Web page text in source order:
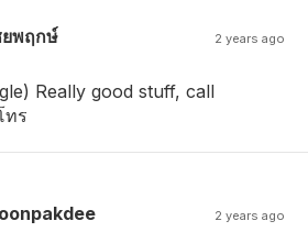
พฤกษ์ 2 years ago
Really good stuff, call
ทร
2 years ago